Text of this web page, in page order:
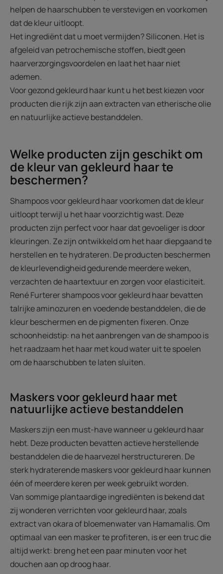
helpen de haarschubben te verstevigen en voorkomen
dat de kleur uitloopt.
Het ingrediënt dat u moet vermijden? Siliconen. Het is
afgeleid van petrochemische stoffen, biedt geen
haarverzorgingsvoordelen en laat het haar niet
ademen.
Voor gezond gekleurd haar kunt u het best kiezen voor
producten die rijk zijn aan extracten van etherische olie
en natuurlijke actieve bestanddelen.
Welke producten zijn geschikt om
de kleur van gekleurd haar te
beschermen?
Shampoos voor gekleurd haar voorkomen dat de kleur
uitloopt terwijl u het haar voorzichtig wast. Deze
producten zijn perfect voor haar dat gevoeliger is door
kleuringen. Ze zijn ontwikkeld om het haar diepgaand te
herstellen en te hydrateren. De producten beschermen
de kleurlevendigheid gedurende meerdere weken,
verzachten de haartextuur en zorgen voor elasticiteit.
René Furterer shampoos voor gekleurd haar bevatten
talrijke aminozuren en voedende bestanddelen, die de
kleur beschermen en de pigmenten fixeren. Onze
schoonheidstip: na het aanbrengen van de shampoo is
het raadzaam het haar met koud water uit te spoelen
om de haarschubben te laten sluiten.
Maskers voor gekleurd haar met
natuurlijke actieve bestanddelen
Maskers zijn een must-have wanneer u gekleurd haar
hebt. Deze producten bevatten actieve herstellende
bestanddelen die de haarvezel herstructureren. De
sterk hydraterende maskers voor gekleurd haar kunnen
één of meerdere keren per week gebruikt worden.
Van sommige plantaardige ingrediënten is bekend dat
zij wonderen verrichten voor gekleurd haar, zoals
extract van okara of bloemenwater van Hamamalis. Om
optimaal van een masker te profiteren, is er een truc die
altijd werkt: breng het een paar minuten voor het
douchen aan op droog haar.